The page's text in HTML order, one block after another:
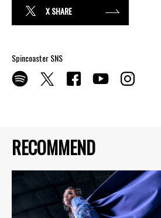
RECOMMEND
X SHARE
Spincoaster SNS